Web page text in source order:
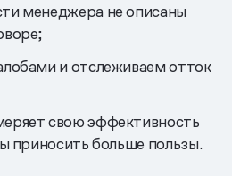
менеджера не описаны
и отслеживаем отток
свою эффективность
приносить больше пользы.